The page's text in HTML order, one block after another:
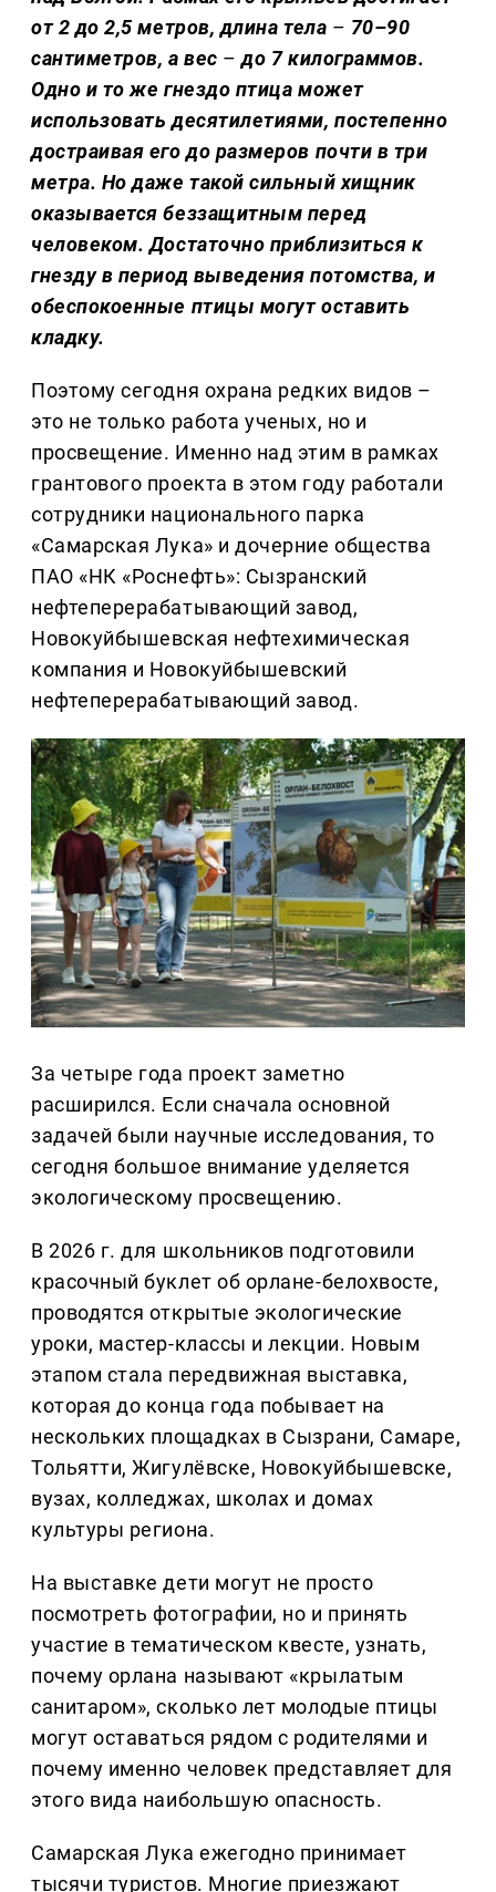
от 2 до 2,5 метров, длина тела – 70–90
сантиметров, а вес – до 7 килограммов.
Одно и то же гнездо птица может
использовать десятилетиями, постепенно
достраивая его до размеров почти в три
метра. Но даже такой сильный хищник
оказывается беззащитным перед
человеком. Достаточно приблизиться к
гнезду в период выведения потомства, и
обеспокоенные птицы могут оставить
кладку.
Поэтому сегодня охрана редких видов –
это не только работа ученых, но и
просвещение. Именно над этим в рамках
грантового проекта в этом году работали
сотрудники национального парка
«Самарская Лука» и дочерние общества
ПАО «НК «Роснефть»: Сызранский
нефтеперерабатывающий завод,
Новокуйбышевская нефтехимическая
компания и Новокуйбышевский
нефтеперерабатывающий завод.
За четыре года проект заметно
расширился. Если сначала основной
задачей были научные исследования, то
сегодня большое внимание уделяется
экологическому просвещению.
В 2026 г. для школьников подготовили
красочный буклет об орлане-белохвосте,
проводятся открытые экологические
уроки, мастер-классы и лекции. Новым
этапом стала передвижная выставка,
которая до конца года побывает на
нескольких площадках в Сызрани, Самаре,
Тольятти, Жигулёвске, Новокуйбышевске,
вузах, колледжах, школах и домах
культуры региона.
На выставке дети могут не просто
посмотреть фотографии, но и принять
участие в тематическом квесте, узнать,
почему орлана называют «крылатым
санитаром», сколько лет молодые птицы
могут оставаться рядом с родителями и
почему именно человек представляет для
этого вида наибольшую опасность.
Самарская Лука ежегодно принимает
тысячи туристов. Многие приезжают